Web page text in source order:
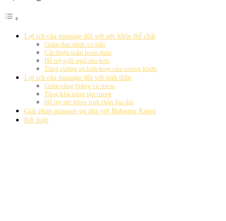
Lợi ích của massage đối với sức khỏe thể chất
Giảm đau nhức cơ bắp
Cải thiện tuần hoàn máu
Hỗ trợ giấc ngủ sâu hơn
Tăng cường sự linh hoạt của xương khớp
Lợi ích của massage đối với tinh thần
Giảm căng thẳng và stress
Tăng khả năng tập trung
Hỗ trợ sức khỏe tinh thần lâu dài
Giải pháp massage tại nhà với Buheung Korea
Kết luận